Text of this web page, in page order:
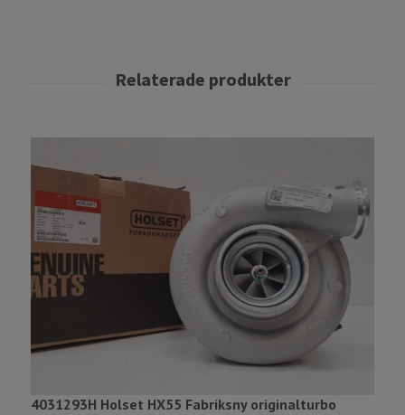
4031293H Holset HX55 Fabriksny originalturbo